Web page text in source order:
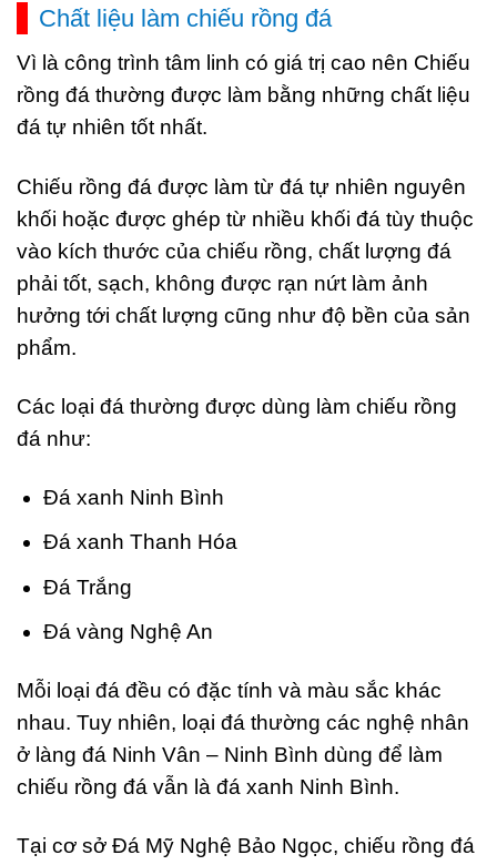
Chất liệu làm chiếu rồng đá
Vì là công trình tâm linh có giá trị cao nên Chiếu
rồng đá thường được làm bằng những chất liệu
đá tự nhiên tốt nhất.
Chiếu rồng đá được làm từ đá tự nhiên nguyên
khối hoặc được ghép từ nhiều khối đá tùy thuộc
vào kích thước của chiếu rồng, chất lượng đá
phải tốt, sạch, không được rạn nứt làm ảnh
hưởng tới chất lượng cũng như độ bền của sản
phẩm.
Các loại đá thường được dùng làm chiếu rồng
đá như:
Đá xanh Ninh Bình
Đá xanh Thanh Hóa
Đá Trắng
Đá vàng Nghệ An
Mỗi loại đá đều có đặc tính và màu sắc khác
nhau. Tuy nhiên, loại đá thường các nghệ nhân
ở làng đá Ninh Vân – Ninh Bình dùng để làm
chiếu rồng đá vẫn là đá xanh Ninh Bình.
Tại cơ sở Đá Mỹ Nghệ Bảo Ngọc, chiếu rồng đá